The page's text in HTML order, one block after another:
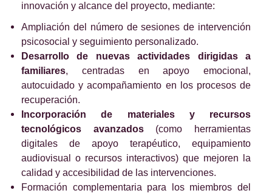
innovación y alcance del proyecto, mediante:
Ampliación del número de sesiones de intervención
psicosocial y seguimiento personalizado.
Desarrollo de nuevas actividades dirigidas a
familiares, centradas en apoyo emocional,
autocuidado y acompañamiento en los procesos de
recuperación.
Incorporación de materiales y recursos
tecnológicos avanzados(como herramientas
digitales de apoyo terapéutico, equipamiento
audiovisual o recursos interactivos) que mejoren la
calidad y accesibilidad de las intervenciones.
Formación complementaria para los miembros del